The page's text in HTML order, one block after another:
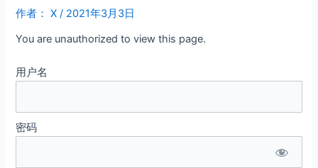
作者： X/ 2021年3月3日
You are unauthorized to view this page.
用户名
密码